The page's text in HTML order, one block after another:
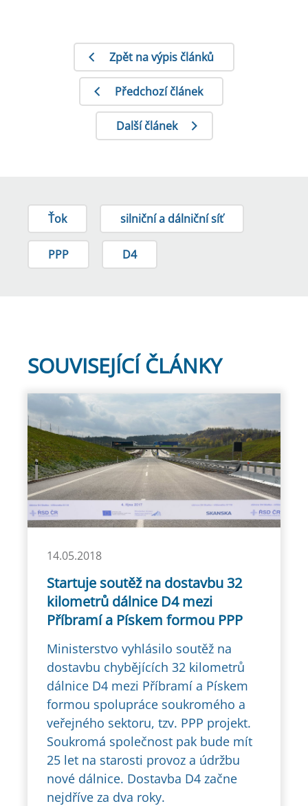
Zpět na výpis článků
Předchozí článek
Další článek
Ťok silniční a dálniční síť
PPP D4
SOUVISEJÍCÍ ČLÁNKY
14.05.2018
Startuje soutěž na dostavbu 32
kilometrů dálnice D4 mezi
Příbramí a Pískem formou PPP
Ministerstvo vyhlásilo soutěž na
dostavbu chybějících 32 kilometrů
dálnice D4 mezi Příbramí a Pískem
formou spolupráce soukromého a
veřejného sektoru, tzv. PPP projekt.
Soukromá společnost pak bude mít
25 let na starosti provoz a údržbu
nové dálnice. Dostavba D4 začne
nejdříve za dva roky.